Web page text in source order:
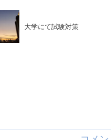
大学にて試験対策